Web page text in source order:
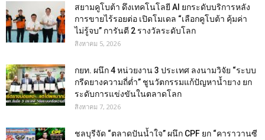
สยามคูโบต้า ดึงเทคโนโลยี AI ยกระดับบริการหลัง
การขายไร้รอยต่อ เปิดโมเดล “เลือกคูโบต้า คุ้มค่า
ไม่รู้จบ” การันตี 2 รางวัลระดับโลก
สิงหาคม 5, 2026
กยท. ผนึก 4 หน่วยงาน 3 ประเทศ ลงนามวิจัย “ระบบ
กรีดยางความถี่ต่ำ” ชูนวัตกรรมแก้ปัญหาน้ำยาง ยก
ระดับการแข่งขันในตลาดโลก
สิงหาคม 7, 2026
ชลบุรีจัด “ตลาดปันน้ำใจ” ผนึก CPF ยก “คาราวานซี